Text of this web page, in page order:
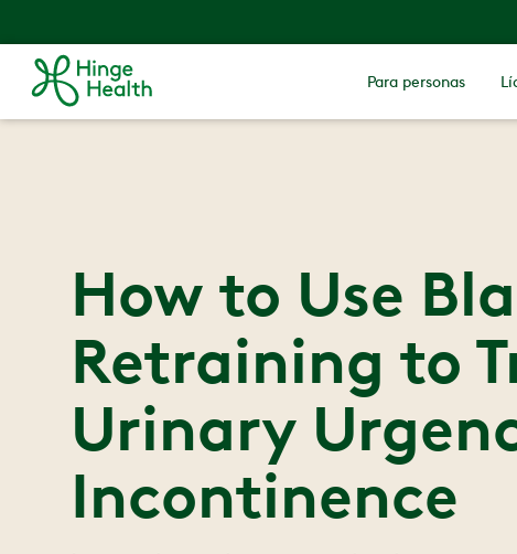
Para personas
How to Use
Retraining to
Urinary
Incontinence